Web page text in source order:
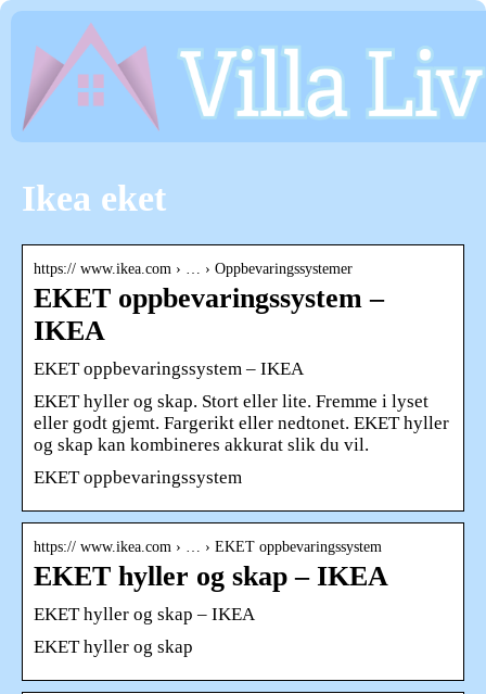
Ikea eket
https:// www.ikea.com › … › Oppbevaringssystemer
EKET oppbevaringssystem –
IKEA
EKET oppbevaringssystem – IKEA
EKET hyller og skap. Stort eller lite. Fremme i lyset
eller godt gjemt. Fargerikt eller nedtonet. EKET hyller
og skap kan kombineres akkurat slik du vil.
EKET oppbevaringssystem
https:// www.ikea.com › … › EKET oppbevaringssystem
EKET hyller og skap – IKEA
EKET hyller og skap – IKEA
EKET hyller og skap